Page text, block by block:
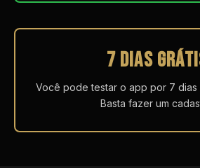
7 DIAS
Você pode testar o app por 7 dias
Basta fazer um